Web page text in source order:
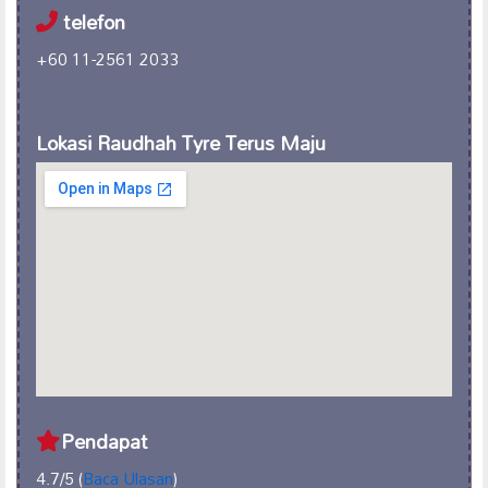
telefon
+60 11-2561 2033
Lokasi Raudhah Tyre Terus Maju
Pendapat
4.7/5 (Baca Ulasan)